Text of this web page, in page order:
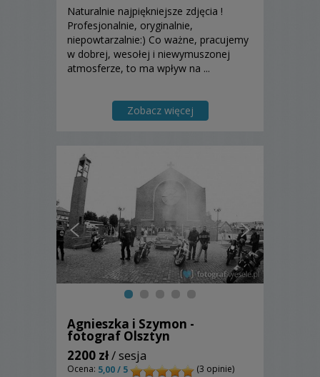
Naturalnie najpiękniejsze zdjęcia !
Profesjonalnie, oryginalnie,
niepowtarzalnie:) Co ważne, pracujemy
w dobrej, wesołej i niewymuszonej
atmosferze, to ma wpływ na ...
Zobacz więcej
Agnieszka i Szymon -
fotograf Olsztyn
2200 zł/ sesja
Ocena: 5,00 / 5
(3 opinie)